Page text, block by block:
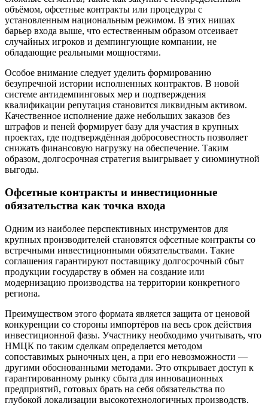
объёмом, офсетные контракты или процедуры с
установленным национальным режимом. В этих нишах
барьер входа выше, что естественным образом отсеивает
случайных игроков и демпингующие компании, не
обладающие реальными мощностями.
Особое внимание следует уделить формированию
безупречной истории исполненных контрактов. В новой
системе антидемпинговых мер и подтверждения
квалификации репутация становится ликвидным активом.
Качественное исполнение даже небольших заказов без
штрафов и пеней формирует базу для участия в крупных
проектах, где подтверждённая добросовестность позволяет
снижать финансовую нагрузку на обеспечение. Таким
образом, долгосрочная стратегия выигрывает у сиюминутной
выгоды.
Офсетные контракты и инвестиционные
обязательства как точка входа
Одним из наиболее перспективных инструментов для
крупных производителей становятся офсетные контракты со
встречными инвестиционными обязательствами. Такие
соглашения гарантируют поставщику долгосрочный сбыт
продукции государству в обмен на создание или
модернизацию производства на территории конкретного
региона.
Преимуществом этого формата является защита от ценовой
конкуренции со стороны импортёров на весь срок действия
инвестиционной фазы. Участнику необходимо учитывать, что
НМЦК по таким сделкам определяется методом
сопоставимых рыночных цен, а при его невозможности —
другими обоснованными методами. Это открывает доступ к
гарантированному рынку сбыта для инновационных
предприятий, готовых брать на себя обязательства по
глубокой локализации высокотехнологичных производств.